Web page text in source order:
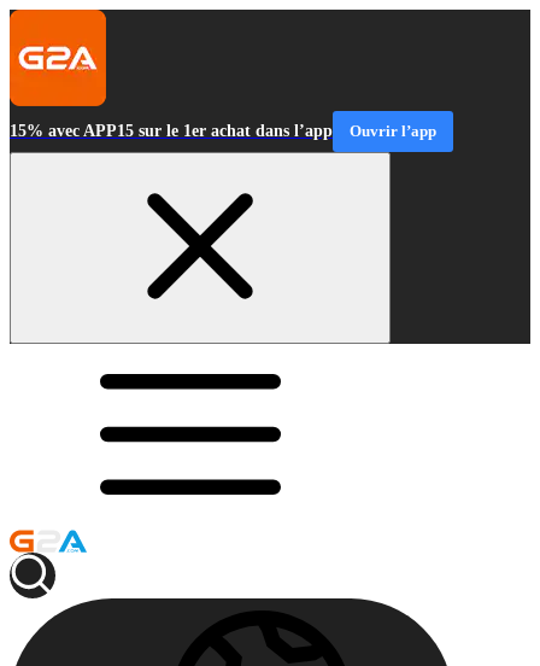
15% avec APP15 sur le 1er achat dans l’app Ouvrir l’app